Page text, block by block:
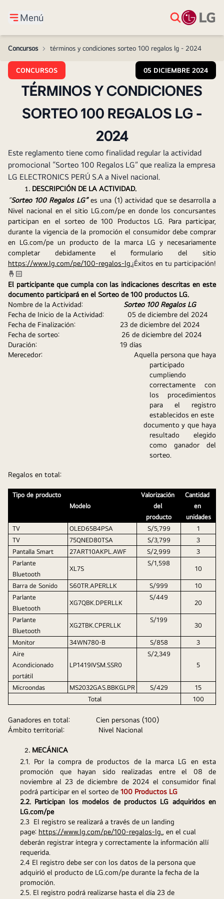
Menú
Concursos > términos y condiciones sorteo 100 regalos lg - 2024
CONCURSOS 05 DICIEMBRE 2024
TÉRMINOS Y CONDICIONES
SORTEO 100 REGALOS LG -
2024
Este reglamento tiene como finalidad regular la actividad
promocional “Sorteo 100 Regalos LG” que realiza la empresa
LG ELECTRONICS PERÚ S.A a Nivel nacional.
DESCRIPCIÓN DE LA ACTIVIDAD.
“Sorteo 100 Regalos LG” es una (1) actividad que se desarrolla a
Nivel nacional en el sitio LG.com/pe en donde los concursantes
participan en el sorteo de 100 Productos LG. Para participar,
durante la vigencia de la promoción el consumidor debe comprar
en LG.com/pe un producto de la marca LG y necesariamente
https://www.lg.com/pe/100-regalos-lg. ¡Éxitos en tu participación!
🤞🏻
El participante que cumpla con las indicaciones descritas en este
documento participará en el Sorteo de 100 productos LG.
Nombre de la Actividad:
Sorteo 100 Regalos LG
Fecha de Inicio de la Actividad:
05 de diciembre del 2024
Fecha de Finalización:
23 de diciembre del 2024
Fecha de sorteo:                               26 de diciembre del 2024
Duración:
19 días
Merecedor:
Aquella persona que haya
participado
cumpliendo
correctamente con
los procedimientos
para el registro
establecidos en este
resultado elegido
como ganador del
sorteo.
Regalos en total:
Tipo de producto
Modelo
Valorización
del
producto
Cantidad
en
unidades
TV
OLED65B4PSA S/5,799
1
TV
75QNED80TSA S/3,799
3
Pantalla Smart
27ART10AKPL.AWF S/2,999
3
Parlante
Bluetooth
XL7S
S/1,598
10
Barra de Sonido S60TR.APERLLK S/999
10
Parlante
Bluetooth
XG7QBK.DPERLLK
S/449
20
Parlante
Bluetooth
XG2TBK.CPERLLK
S/199
30
Monitor 34WN780-B S/858
3
Aire
Acondicionado
portátil
LP1419IVSM.SSR0
S/2,349
5
Microondas MS2032GAS.BBKGLPR S/429
15
Total
100
Ganadores en total:
Cien personas (100)
Ámbito territorial:                 Nivel Nacional
MECÁNICA
2.1. Por la compra de productos de la marca LG en esta
promoción que hayan sido realizadas entre el 08 de
noviembre al 23 de diciembre de 2024 el consumidor final
podrá participar en el sorteo de 100 Productos LG
2.2. Participan los modelos de productos LG adquiridos en
LG.com/pe
2.3  El registro se realizará a través de un landing
page: https://www.lg.com/pe/100-regalos-lg.
, en el cual
deberán registrar íntegra y correctamente la información allí
requerida.
2.4 El registro debe ser con los datos de la persona que
adquirió el producto de LG.com/pe durante la fecha de la
promoción.
2.5. El registro podrá realizarse hasta el día 23 de